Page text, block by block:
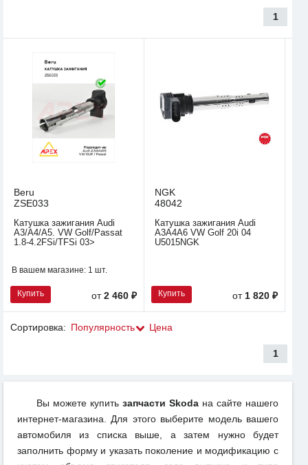
1
Beru
ZSE033
Катушка зажигания Audi
A3/A4/A5. VW Golf/Passat
1.8-4.2FSi/TFSi 03>
В вашем магазине: 1 шт.
Купить от2 460 ₽
NGK
48042
Катушка зажигания Audi
A3A4A6 VW Golf 20i 04
U5015NGK
Купить от 1 820 ₽
Сортировка: Популярность Цена
1
Вы можете купить запчасти Skoda на сайте нашего
интернет-магазина. Для этого выберите модель вашего
автомобиля из списка выше, а затем нужно будет
заполнить форму и указать поколение и модификацию с